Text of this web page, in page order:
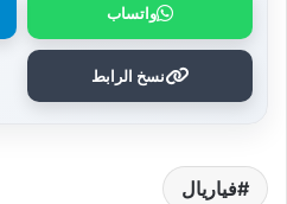
واتساب
نسخ الرابط
فياريال